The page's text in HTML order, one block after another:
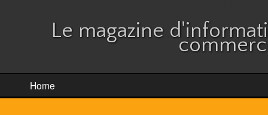
Le magazine
Home